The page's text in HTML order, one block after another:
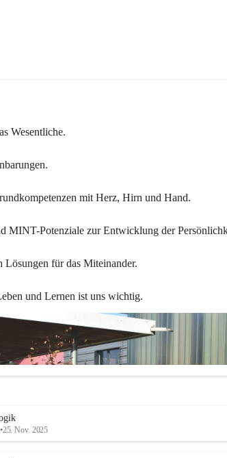
Wesentliche.
mit Herz, Hirn und Hand.
MINT-Potenziale zur Entwicklung der
Lösungen für das Miteinander.
und Lernen ist uns wichtig.
•25. Nov. 2025